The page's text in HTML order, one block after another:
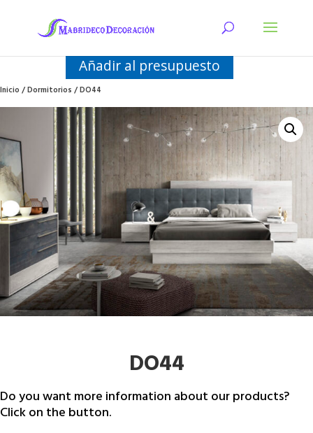
Añadir al presupuesto
Inicio/Dormitorios/ DO44
DO44
Do you want more information about our products?
Click on the button.